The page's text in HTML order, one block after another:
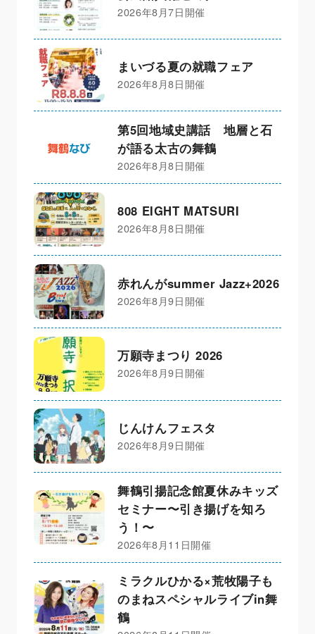
2026年8月7日開催
まいづる夏の就職フェア
2026年8月8日開催
第5回地域史講話 地層と石
が語る太古の舞鶴
2026年8月8日開催
808 EIGHT MATSURI
2026年8月8日開催
赤れんがsummer Jazz+2026
2026年8月9日開催
万願寺まつり 2026
2026年8月9日開催
じんけんフェスタ
2026年8月9日開催
舞鶴引揚記念館夏休みキッズ
セミナー〜引き揚げを知ろ
う！〜
2026年8月11日開催
ミラクルひかる×荒牧陽子も
のまねスペシャルライブin舞
鶴